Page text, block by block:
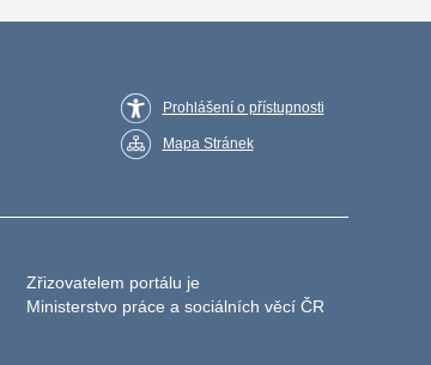
Prohlášení o přístupnosti
Mapa Stránek
Zřizovatelem portálu je
Ministerstvo práce a sociálních věcí ČR